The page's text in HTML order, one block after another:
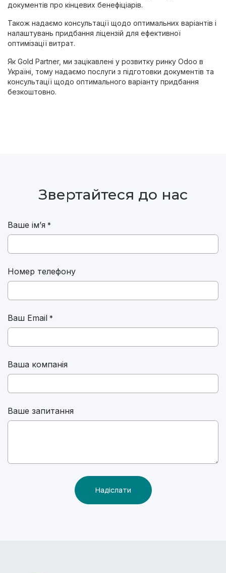
документів про кінцевих бенефіціарів.
Також надаємо консультації щодо оптимальних варіантів і
налаштувань придбання ліцензій для ефективної
оптимізації витрат.
Як Gold Partner, ми зацікавлені у розвитку ринку Odoo в
Україні, тому надаємо послуги з підготовки документів та
консультації щодо оптимального варіанту придбання
безкоштовно.
Звертайтеся до нас
Ваше ім’я *
Номер телефону
Ваш Email *
Ваша компанія
Ваше запитання
Надіслати